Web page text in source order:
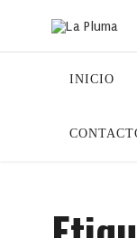
INICIO